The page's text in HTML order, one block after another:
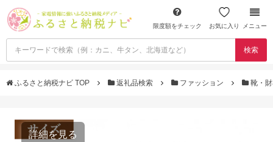
限度額をチェック お気に入り メニュー
検索
ふるさと納税ナビ TOP 返礼品検索 ファッション 靴・
詳細を見る